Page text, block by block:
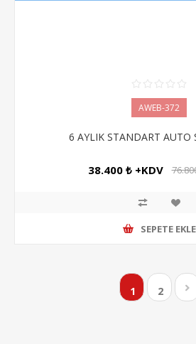
AWEB-372
6 AYLIK STANDART AUTO
38.400 ₺ +KDV
SEPETE EKLE
1 2